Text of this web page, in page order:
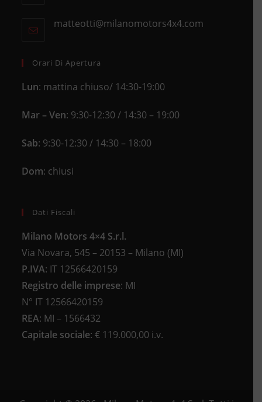
your
matteotti@milanomotors4x4.comOpens
Orari Di Apertura
Lun: mattina chiuso/ 14:30-19:00
Mar – Ven: 9:30-12:30 / 14:30 – 19:00
Sab: 9:30-12:30 / 14:30 – 18:00
Dom: chiusi
Dati Fiscali
Milano Motors 4×4 S.r.l.
Via Novara, 545 – 20153 – Milano (MI)
P.IVA: IT 12566420159
Registro delle imprese: MI
N° IT 12566420159
REA: MI – 1566432
Capitale sociale: € 119.000,00 i.v.